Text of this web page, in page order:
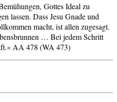
Gottes Ideal zu
lassen. Dass Jesu Gnade und
macht, ist allen zugesagt.
… Bei jedem Schritt
AA 478 (WA 473)